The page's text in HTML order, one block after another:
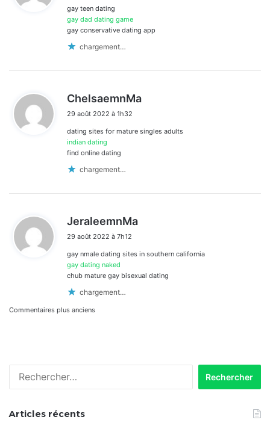
:
gay teen dating
gay dad dating game
gay conservative dating app
chargement…
ChelsaemnMa
29 août 2022 à 1h32
dating sites for mature singles adults
indian dating
find online dating
chargement…
JeraleemnMa
29 août 2022 à 7h12
gay nmale dating sites in southern california
gay dating naked
chub mature gay bisexual dating
chargement…
Navigation
commentaires
Commentaires plus anciens
Articles récents